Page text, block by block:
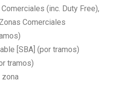
(inc. Duty Free),
Comerciales
[SBA] (por tramos)
tramos)
zona